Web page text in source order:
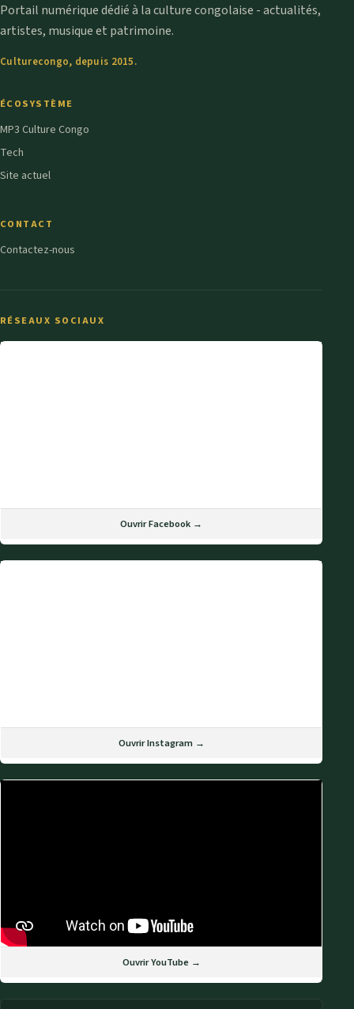
Portail numérique dédié à la culture congolaise - actualités,
artistes, musique et patrimoine.
Culturecongo, depuis 2015.
ÉCOSYSTÈME
MP3 Culture Congo
Tech
Site actuel
CONTACT
Contactez-nous
RÉSEAUX SOCIAUX
Ouvrir Facebook →
Ouvrir Instagram →
Ouvrir YouTube →